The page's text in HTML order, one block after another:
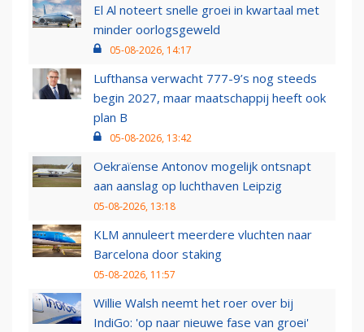
El Al noteert snelle groei in kwartaal met
minder oorlogsgeweld
05-08-2026, 14:17
Lufthansa verwacht 777-9’s nog steeds
begin 2027, maar maatschappij heeft ook
plan B
05-08-2026, 13:42
Oekraïense Antonov mogelijk ontsnapt
aan aanslag op luchthaven Leipzig
05-08-2026, 13:18
KLM annuleert meerdere vluchten naar
Barcelona door staking
05-08-2026, 11:57
Willie Walsh neemt het roer over bij
IndiGo: 'op naar nieuwe fase van groei'